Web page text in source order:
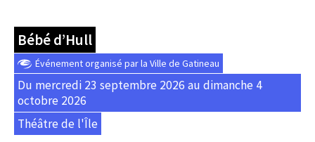
Bébé d’Hull
Événement organisé par la Ville de Gatineau
Du mercredi 23 septembre 2026 au dimanche 4
octobre 2026
Théâtre de l'Île